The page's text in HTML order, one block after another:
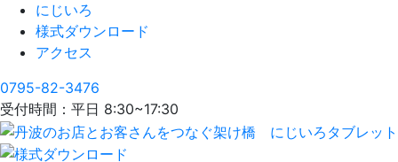
にじいろ
様式ダウンロード
アクセス
0795-82-3476
受付時間：平日 8:30~17:30